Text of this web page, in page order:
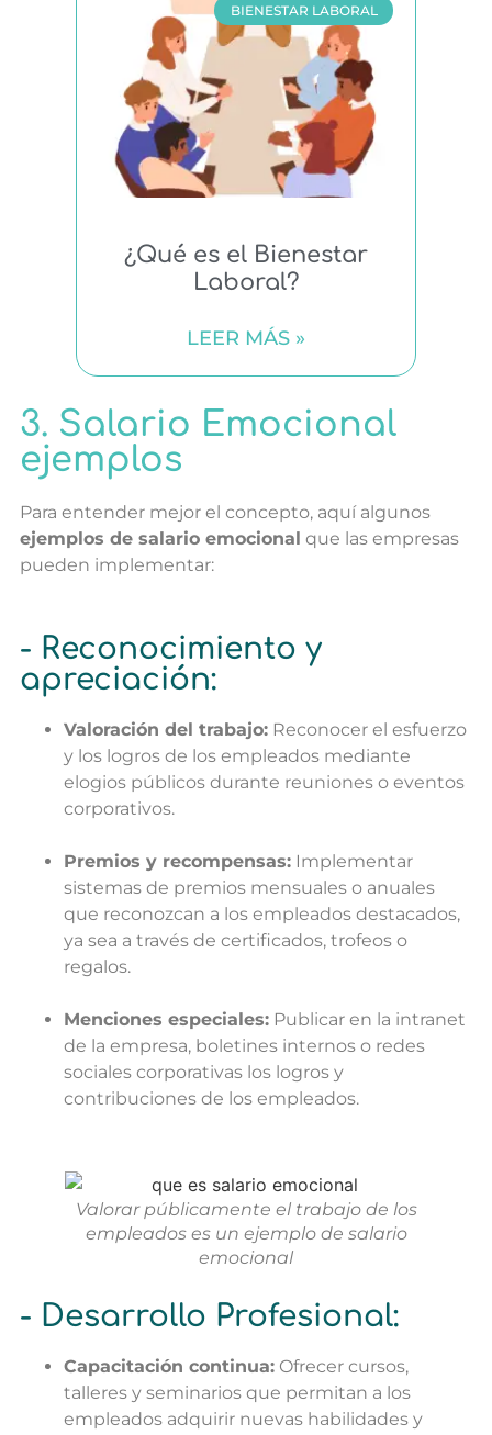
BIENESTAR LABORAL
¿Qué es el Bienestar
Laboral?
LEER MÁS »
3. Salario Emocional
ejemplos
Para entender mejor el concepto, aquí algunos
ejemplos de salario emocional que las empresas
pueden implementar:
- Reconocimiento y
apreciación:
Valoración del trabajo: Reconocer el esfuerzo
y los logros de los empleados mediante
elogios públicos durante reuniones o eventos
corporativos.
Premios y recompensas: Implementar
sistemas de premios mensuales o anuales
que reconozcan a los empleados destacados,
ya sea a través de certificados, trofeos o
regalos.
Menciones especiales: Publicar en la intranet
de la empresa, boletines internos o redes
sociales corporativas los logros y
contribuciones de los empleados.
Valorar públicamente el trabajo de los
empleados es un ejemplo de salario
emocional
- Desarrollo Profesional:
Capacitación continua: Ofrecer cursos,
talleres y seminarios que permitan a los
empleados adquirir nuevas habilidades y